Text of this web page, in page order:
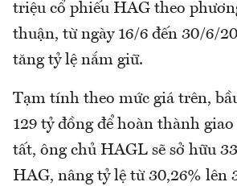
triệu cổ phiếu HAG theo
thuận, từ ngày 16/6 đến 30/6/
tăng tỷ lệ nắm giữ.
Tạm tính theo mức giá trên,
129 tỷ đồng để hoàn thành
tất, ông chủ HAGL sẽ sở hữu
HAG, nâng tỷ lệ từ 30,26% lên